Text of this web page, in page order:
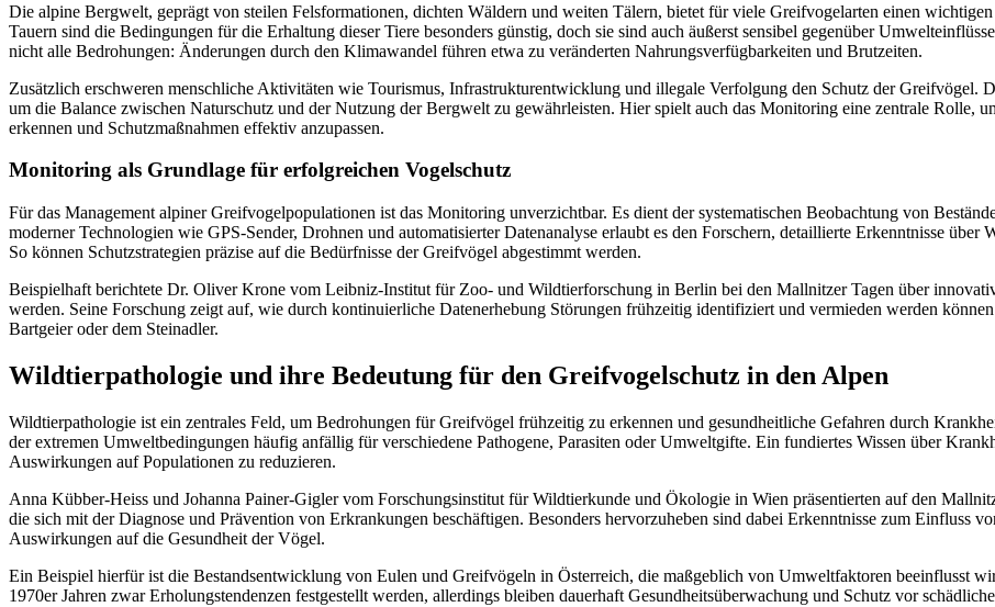
Die alpine Bergwelt, geprägt von steilen Felsformationen, dichten Wäldern und weiten Tälern, bietet für viele Greifvogelarten einen
Tauern sind die Bedingungen für die Erhaltung dieser Tiere besonders günstig, doch sie sind auch äußerst sensibel gegenüber
nicht alle Bedrohungen: Änderungen durch den Klimawandel führen etwa zu veränderten Nahrungsverfügbarkeiten und Brutzeiten.
Zusätzlich erschweren menschliche Aktivitäten wie Tourismus, Infrastrukturentwicklung und illegale Verfolgung den Schutz der Greifvögel.
um die Balance zwischen Naturschutz und der Nutzung der Bergwelt zu gewährleisten. Hier spielt auch das Monitoring eine zentrale Rolle,
erkennen und Schutzmaßnahmen effektiv anzupassen.
Monitoring als Grundlage für erfolgreichen Vogelschutz
Für das Management alpiner Greifvogelpopulationen ist das Monitoring unverzichtbar. Es dient der systematischen Beobachtung von
moderner Technologien wie GPS-Sender, Drohnen und automatisierter Datenanalyse erlaubt es den Forschern, detaillierte Erkenntnisse über
So können Schutzstrategien präzise auf die Bedürfnisse der Greifvögel abgestimmt werden.
Beispielhaft berichtete Dr. Oliver Krone vom Leibniz-Institut für Zoo- und Wildtierforschung in Berlin bei den Mallnitzer Tagen über
werden. Seine Forschung zeigt auf, wie durch kontinuierliche Datenerhebung Störungen frühzeitig identifiziert und vermieden werden
Bartgeier oder dem Steinadler.
Wildtierpathologie und ihre Bedeutung für den Greifvogelschutz in den Alpen
Wildtierpathologie ist ein zentrales Feld, um Bedrohungen für Greifvögel frühzeitig zu erkennen und gesundheitliche Gefahren durch
der extremen Umweltbedingungen häufig anfällig für verschiedene Pathogene, Parasiten oder Umweltgifte. Ein fundiertes Wissen über
Auswirkungen auf Populationen zu reduzieren.
Anna Kübber-Heiss und Johanna Painer-Gigler vom Forschungsinstitut für Wildtierkunde und Ökologie in Wien präsentierten auf den
die sich mit der Diagnose und Prävention von Erkrankungen beschäftigen. Besonders hervorzuheben sind dabei Erkenntnisse zum Einfluss
Auswirkungen auf die Gesundheit der Vögel.
Ein Beispiel hierfür ist die Bestandsentwicklung von Eulen und Greifvögeln in Österreich, die maßgeblich von Umweltfaktoren beeinflusst
1970er Jahren zwar Erholungstendenzen festgestellt werden, allerdings bleiben dauerhaft Gesundheitsüberwachung und Schutz vor